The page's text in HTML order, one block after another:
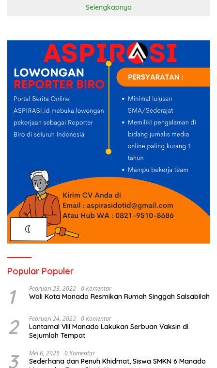
Selengkapnya
Popular Populer
1 Februari 23, 2022 0 Komentar
Wali Kota Manado Resmikan Rumah Singgah Salsabilah
2 Februari 24, 2022 0 Komentar
Lantamal VIII Manado Lakukan Serbuan Vaksin di
Sejumlah Tempat
3 Mei 6, 2025 0 Komentar
Sederhana dan Penuh Khidmat, Siswa SMKN 6 Manado